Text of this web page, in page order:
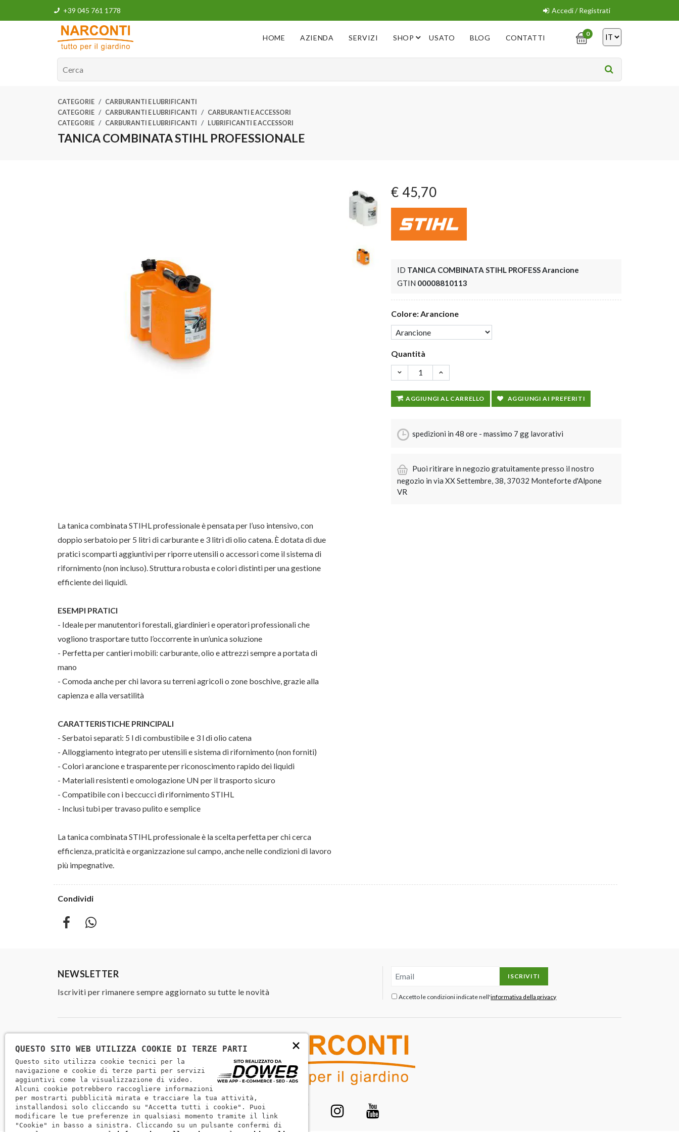
+39 045 761 1778 Accedi / Registrati
HOME AZIENDA SERVIZI SHOP USATO BLOG CONTATTI 0
CATEGORIE
CARBURANTI E LUBRIFICANTI
CATEGORIE
CARBURANTI E LUBRIFICANTI
CARBURANTI E ACCESSORI
CATEGORIE
CARBURANTI E LUBRIFICANTI LUBRIFICANTI E ACCESSORI
TANICA COMBINATA STIHL PROFESSIONALE
€ 45,70
ID TANICA COMBINATA STIHL PROFESS Arancione
GTIN 00008810113
Colore: Arancione
Quantità
AGGIUNGI AL CARRELLO AGGIUNGI AI PREFERITI
spedizioni in 48 ore - massimo 7 gg lavorativi
Puoi ritirare in negozio gratuitamente presso il nostro
negozio in via XX Settembre, 38, 37032 Monteforte d'Alpone
VR
La tanica combinata STIHL professionale è pensata per l’uso intensivo, con
doppio serbatoio per 5 litri di carburante e 3 litri di olio catena. È dotata di due
pratici scomparti aggiuntivi per riporre utensili o accessori come il sistema di
rifornimento (non incluso). Struttura robusta e colori distinti per una gestione
efficiente dei liquidi.
ESEMPI PRATICI
- Ideale per manutentori forestali, giardinieri e operatori professionali che
vogliono trasportare tutto l’occorrente in un’unica soluzione
- Perfetta per cantieri mobili: carburante, olio e attrezzi sempre a portata di
mano
- Comoda anche per chi lavora su terreni agricoli o zone boschive, grazie alla
capienza e alla versatilità
CARATTERISTICHE PRINCIPALI
- Serbatoi separati: 5 l di combustibile e 3 l di olio catena
- Alloggiamento integrato per utensili e sistema di rifornimento (non forniti)
- Colori arancione e trasparente per riconoscimento rapido dei liquidi
- Materiali resistenti e omologazione UN per il trasporto sicuro
- Compatibile con i beccucci di rifornimento STIHL
- Inclusi tubi per travaso pulito e semplice
La tanica combinata STIHL professionale è la scelta perfetta per chi cerca
efficienza, praticità e organizzazione sul campo, anche nelle condizioni di lavoro
più impegnative.
Condividi
NEWSLETTER
Iscriviti per rimanere sempre aggiornato su tutte le novità
ISCRIVITI
Accetto le condizioni indicate nell'informativa della privacy
×
QUESTO SITO WEB UTILIZZA COOKIE DI TERZE PARTI
Questo sito utilizza cookie tecnici per la
navigazione e cookie di terze parti per servizi
aggiuntivi come la visualizzazione di video.
Alcuni cookie potrebbero raccogliere informazioni
per mostrarti pubblicità mirata e tracciare la tua attività,
installandosi solo cliccando su "Accetta tutti i cookie". Puoi
modificare le tue preferenze in qualsiasi momento tramite il link
"Cookie" in basso a sinistra. Cliccando su un pulsante confermi di